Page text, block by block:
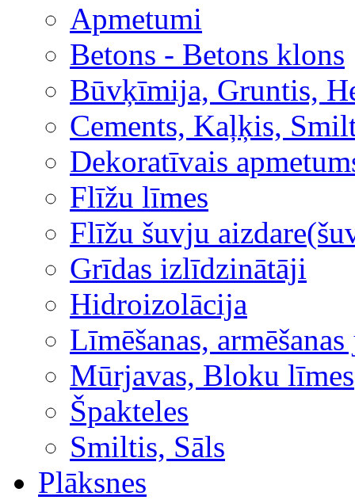
Apmetumi
Betons - Betons klons
Būvķīmija, Gruntis,
Cements, Kaļķis,
Dekoratīvais
Flīžu līmes
Flīžu šuvju
Grīdas izlīdzinātāji
Hidroizolācija
Līmēšanas, armēšanas
Mūrjavas, Bloku līmes
Špakteles
Smiltis, Sāls
Plāksnes